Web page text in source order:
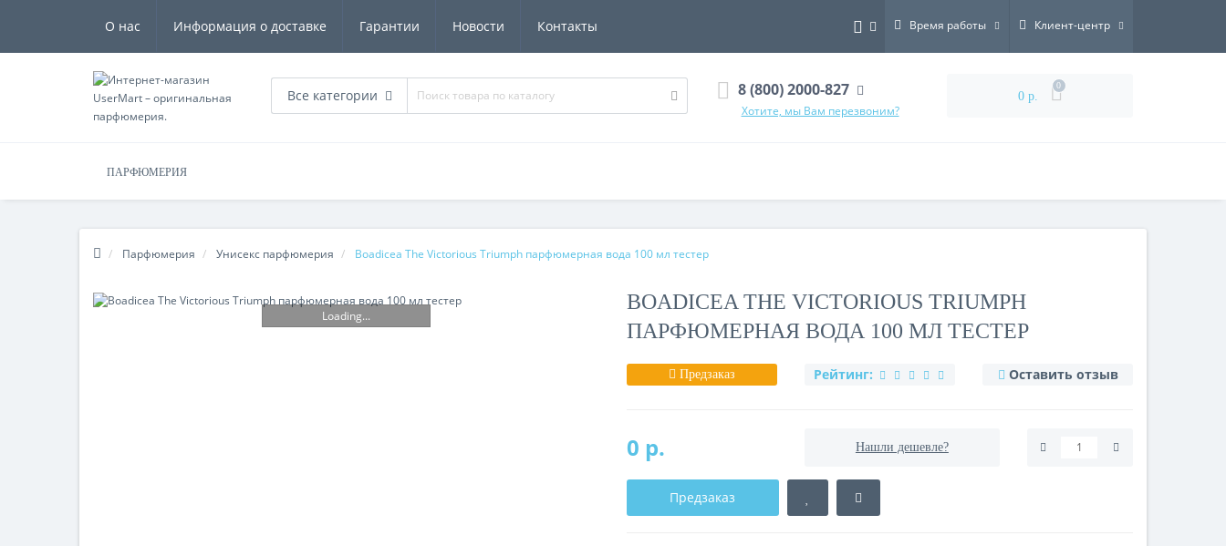
О нас Информация о доставке Гарантии Новости Контакты Время работы Клиент-центр
Все категории 8 (800) 2000-827
Хотите, мы Вам перезвоним?
0 р.
0
ПАРФЮМЕРИЯ
Парфюмерия Унисекс парфюмерия Boadicea The Victorious Triumph парфюмерная вода 100 мл тестер
Loading...
BOADICEA THE VICTORIOUS TRIUMPH
ПАРФЮМЕРНАЯ ВОДА 100 МЛ ТЕСТЕР
Предзаказ Рейтинг: Оставить отзыв
0 р. Нашли дешевле?
Предзаказ